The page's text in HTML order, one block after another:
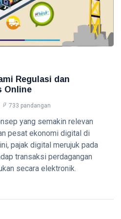
Regulasi dan
Online
733 pandangan
yang semakin relevan
pesat ekonomi digital di
pajak digital merujuk pada
transaksi perdagangan
secara elektronik.